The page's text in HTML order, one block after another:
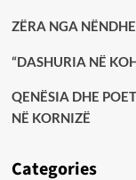
ZËRA NGA
“DASHURIA NË
QENËSIA DHE
NË KORNIZË
Categories